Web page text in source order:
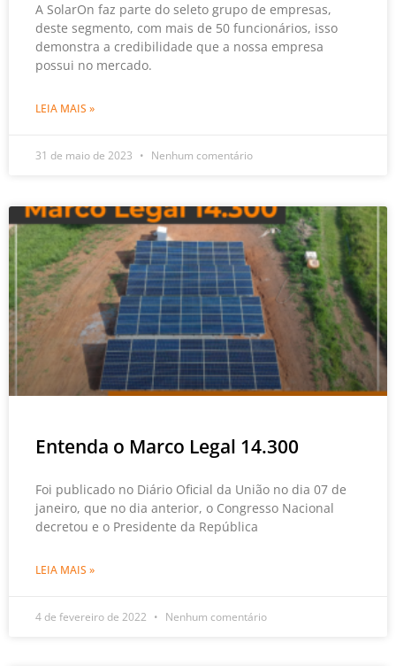
A SolarOn faz parte do seleto grupo de empresas,
deste segmento, com mais de 50 funcionários, isso
demonstra a credibilidade que a nossa empresa
possui no mercado.
LEIA MAIS »
31 de maio de 2023 Nenhum comentário
Entenda o Marco Legal 14.300
Foi publicado no Diário Oficial da União no dia 07 de
janeiro, que no dia anterior, o Congresso Nacional
decretou e o Presidente da República
LEIA MAIS »
4 de fevereiro de 2022 Nenhum comentário